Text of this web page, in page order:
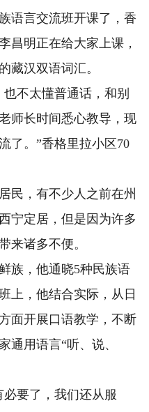
语言交流班开课了，香
昌明正在给大家上课，
藏汉双语词汇。
不太懂普通话，和别
师长时间悉心教导，现
了。”香格里拉小区70
，有不少人之前在州
宁定居，但是因为许多
来诸多不便。
，他通晓5种民族语
上，他结合实际，从日
面开展口语教学，不断
通用语言“听、说、
要了，我们还从服